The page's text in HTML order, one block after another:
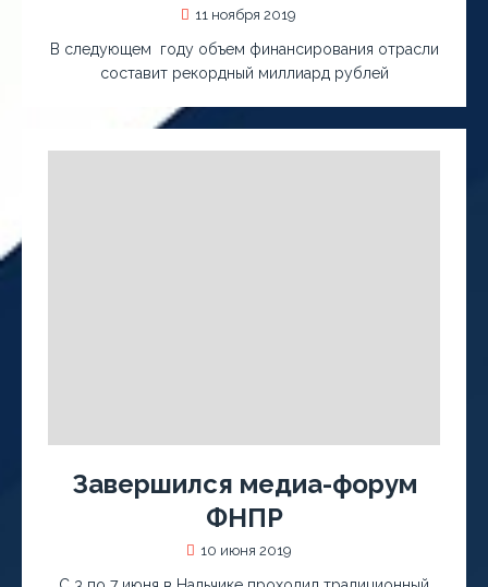
11 ноября 2019
В следующем году объем финансирования отрасли
составит рекордный миллиард рублей
Завершился медиа-форум
ФНПР
10 июня 2019